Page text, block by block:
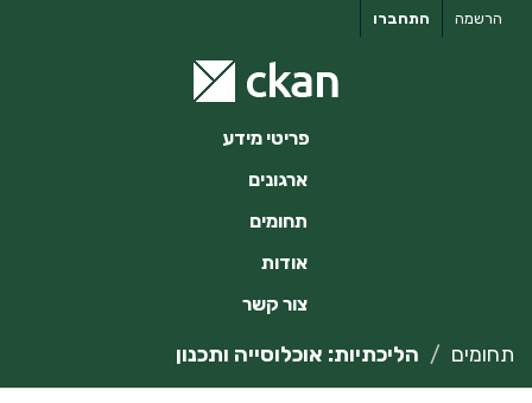
התחברו הרשמה
פריטי מידע
ארגונים
תחומים
אודות
צור קשר
תחומים הליכתיות: אוכלוסייה ותכנון